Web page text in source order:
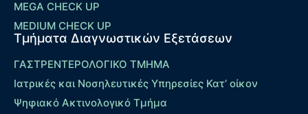
MEGA CHECK UP
MEDIUM CHECK UP
Τμήματα Διαγνωστικών Εξετάσεων
ΓΑΣΤΡΕΝΤΕΡΟΛΟΓΙΚΟ ΤΜΗΜΑ
Ιατρικές και Νοσηλευτικές Υπηρεσίες Κατ’ οίκον
Ψηφιακό Ακτινολογικό Τμήμα